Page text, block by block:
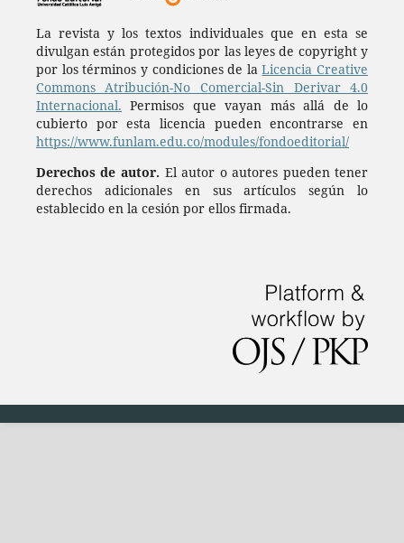
La revista y los textos individuales que en esta se
divulgan están protegidos por las leyes de copyright y
por los términos y condiciones de laLicencia Creative
Commons Atribución-No Comercial-Sin Derivar 4.0
Internacional. Permisos que vayan más allá de lo
cubierto por esta licencia pueden encontrarse en
https://www.funlam.edu.co/modules/fondoeditorial/
Derechos de autor. El autor o autores pueden tener
derechos adicionales en sus artículos según lo
establecido en la cesión por ellos firmada.